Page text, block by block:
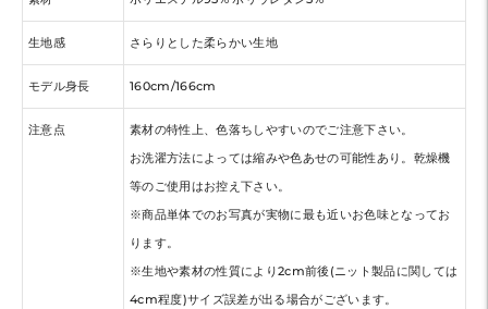
生地感 さらりとした柔らかい生地
モデル身長 160cm/166cm
注意点
素材の特性上、色落ちしやすいのでご注意下さい。
お洗濯方法によっては縮みや色あせの可能性あり。乾燥機
等のご使用はお控え下さい。
※商品単体でのお写真が実物に最も近いお色味となってお
ります。
※生地や素材の性質により2cm前後(ニット製品に関しては
4cm程度)サイズ誤差が出る場合がございます。